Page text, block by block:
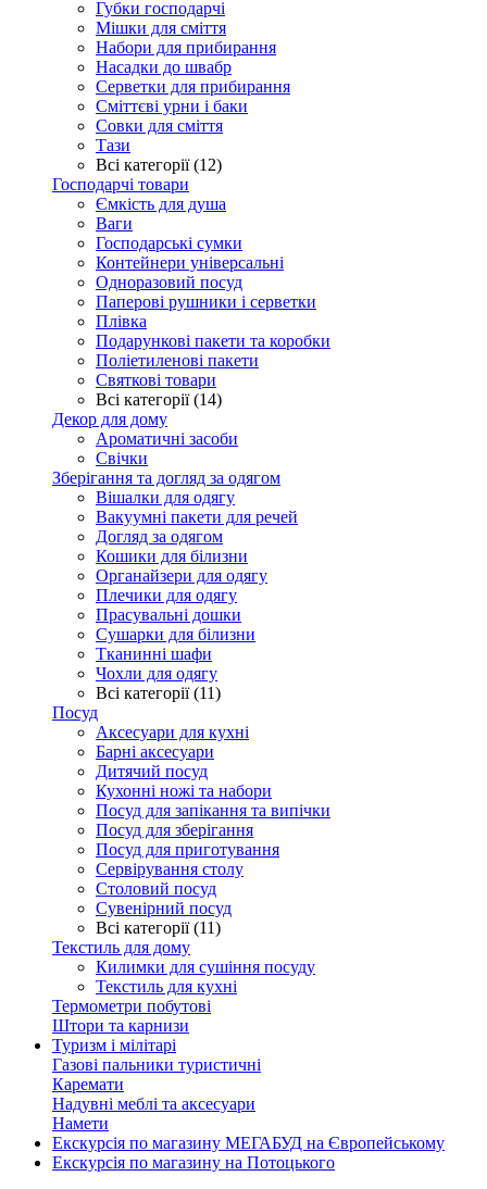
Губки господарчі
Мішки для сміття
Набори для прибирання
Насадки до швабр
Серветки для прибирання
Сміттєві урни і баки
Совки для сміття
Тази
Всі категорії (12)
Господарчі товари
Ємкість для душа
Ваги
Господарські сумки
Контейнери універсальні
Одноразовий посуд
Паперові рушники і серветки
Плівка
Подарункові пакети та коробки
Поліетиленові пакети
Святкові товари
Всі категорії (14)
Декор для дому
Ароматичні засоби
Свічки
Зберігання та догляд за одягом
Вішалки для одягу
Вакуумні пакети для речей
Догляд за одягом
Кошики для білизни
Органайзери для одягу
Плечики для одягу
Прасувальні дошки
Сушарки для білизни
Тканинні шафи
Чохли для одягу
Всі категорії (11)
Посуд
Аксесуари для кухні
Барні аксесуари
Дитячий посуд
Кухонні ножі та набори
Посуд для запікання та випічки
Посуд для зберігання
Посуд для приготування
Сервірування столу
Столовий посуд
Сувенірний посуд
Всі категорії (11)
Текстиль для дому
Килимки для сушіння посуду
Текстиль для кухні
Термометри побутові
Штори та карнизи
Туризм і мілітарі
Газові пальники туристичні
Каремати
Надувні меблі та аксесуари
Намети
Екскурсія по магазину МЕГАБУД на Європейському
Екскурсія по магазину на Потоцького